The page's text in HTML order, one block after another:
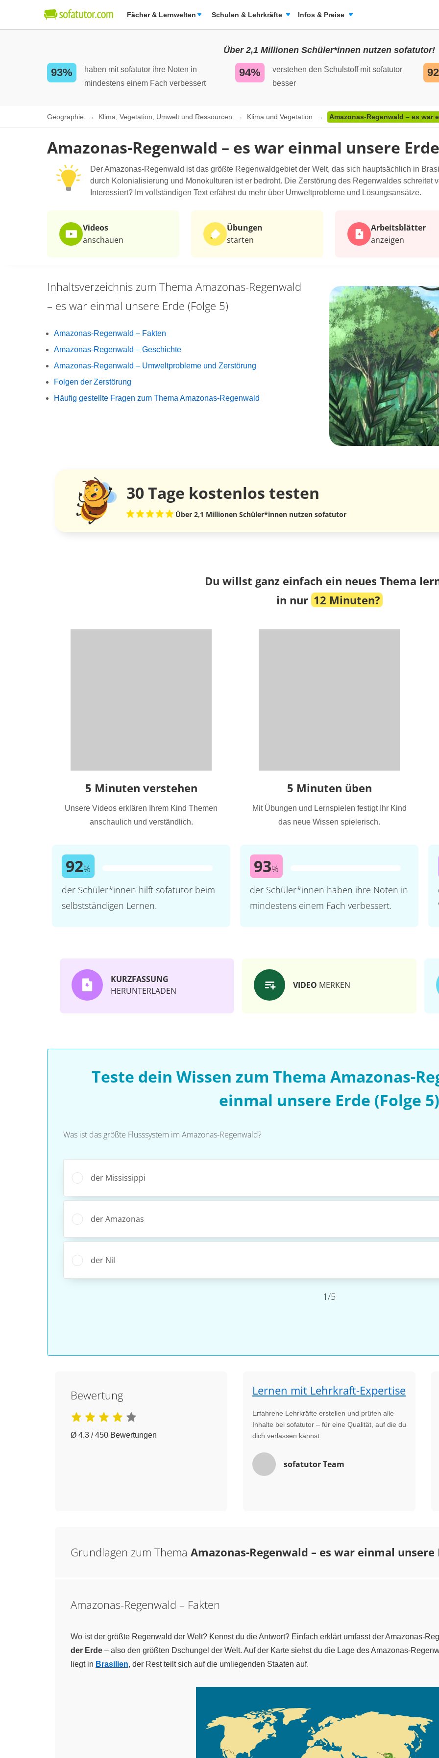
Fächer & Lernwelten Schulen & Lehrkräfte Infos & Preise
Über 2,1 Millionen Schüler*innen nutzen sofatutor!
93%
haben mit sofatutor ihre Noten in
mindestens einem Fach verbessert
94%
verstehen den Schulstoff mit sofatutor
besser
Geographie Klima, Vegetation, Umwelt und Ressourcen Klima und Vegetation Amazonas-Regenwald – es war
Amazonas-Regenwald – es war einmal unsere
Der Amazonas-Regenwald ist das größte Regenwaldgebiet der Welt, das sich hauptsächlich in
durch Kolonialisierung und Monokulturen ist er bedroht. Die Zerstörung des Regenwaldes schreitet
Interessiert? Im vollständigen Text erfährst du mehr über Umweltprobleme und Lösungsansätze.
Videos
anschauen
Übungen
starten
Arbeits­blätter
anzeigen
Inhaltsverzeichnis zum Thema Amazonas-Regenwald
– es war einmal unsere Erde (Folge 5)
Amazonas-Regenwald – Fakten
Amazonas-Regenwald – Geschichte
Amazonas-Regenwald – Umweltprobleme und Zerstörung
Folgen der Zerstörung
Häufig gestellte Fragen zum Thema Amazonas-Regenwald
30 Tage kostenlos testen
Über 2,1 Millionen Schüler*innen nutzen sofatutor
Du willst ganz einfach ein neues Thema
in nur 12 Minuten?
5 Minuten verstehen
Unsere Videos erklären Ihrem Kind Themen
anschaulich und verständlich.
92%
der Schüler*innen hilft sofatutor beim
selbstständigen Lernen.
5 Minuten üben
Mit Übungen und Lernspielen festigt Ihr Kind
das neue Wissen spielerisch.
93%
der Schüler*innen haben ihre Noten in
mindestens einem Fach verbessert.
KURZFASSUNG
HERUNTERLADEN
VIDEO MERKEN
Teste dein Wissen zum Thema Amazonas-
einmal unsere Erde (Folge 5)
Was ist das größte Flusssystem im Amazonas-Regenwald?
der Mississippi
der Amazonas
der Nil
1/5
Bewertung
Ø 4.3 / 450 Bewertungen
Lernen mit Lehrkraft-Expertise
Erfahrene Lehrkräfte erstellen und prüfen alle
Inhalte bei sofatutor – für eine Qualität, auf die du
dich verlassen kannst.
sofatutor Team
Grundlagen zum Thema Amazonas-Regenwald – es war einmal unsere
Amazonas-Regenwald – Fakten
Wo ist der größte Regenwald der Welt? Kennst du die Antwort? Einfach erklärt umfasst der Amazonas-
der Erde – also den größten Dschungel der Welt. Auf der Karte siehst du die Lage des Amazonas-
liegt in Brasilien, der Rest teilt sich auf die umliegenden Staaten auf.